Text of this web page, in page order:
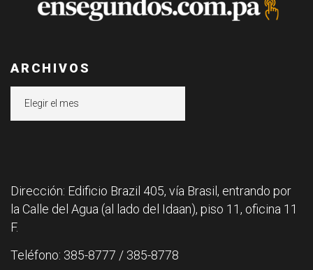
ARCHIVOS
Dirección: Edificio Brazil 405, vía Brasil, entrando por
la Calle del Agua (al lado del Idaan), piso 11, oficina 11
F.
Teléfono: 385-8777 / 385-8778